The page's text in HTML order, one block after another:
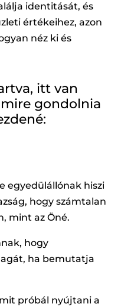
identitását, és
értékeihez, azon
néz ki és
itt van
gondolnia
egyedülállónak hiszi
hogy számtalan
mint az Öné.
hogy
ha bemutatja
próbál nyújtani a